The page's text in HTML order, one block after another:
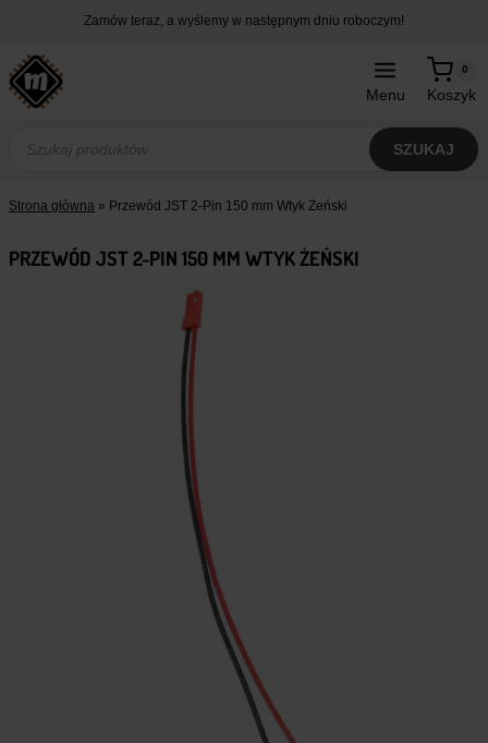
treści
Zamów teraz, a wyślemy w następnym dniu roboczym!
Menu Koszyk
0
produktów
SZUKAJ
Strona główna » Przewód JST 2-Pin 150 mm Wtyk Żeński
PRZEWÓD JST 2-PIN 150 MM WTYK ŻEŃSKI